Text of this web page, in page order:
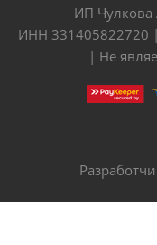
ИП Чулкова
ИНН
| Не